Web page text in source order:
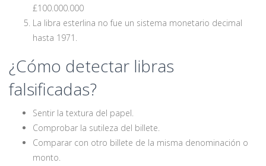
£100.000.000
La libra esterlina no fue un sistema monetario decimal
hasta 1971.
¿Cómo detectar libras
falsificadas?
Sentir la textura del papel.
Comprobar la sutileza del billete.
Comparar con otro billete de la misma denominación o
monto.